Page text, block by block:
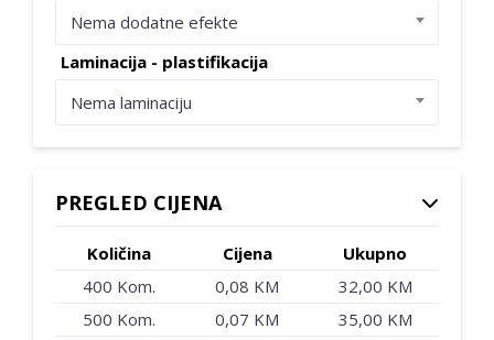
Nema dodatne efekte
Laminacija - plastifikacija
Nema laminaciju
PREGLED CIJENA
Količina Cijena
Ukupno
400 Kom.
0,08 KM
32,00 KM
500 Kom.
0,07 KM
35,00 KM